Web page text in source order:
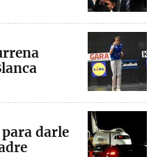
darle